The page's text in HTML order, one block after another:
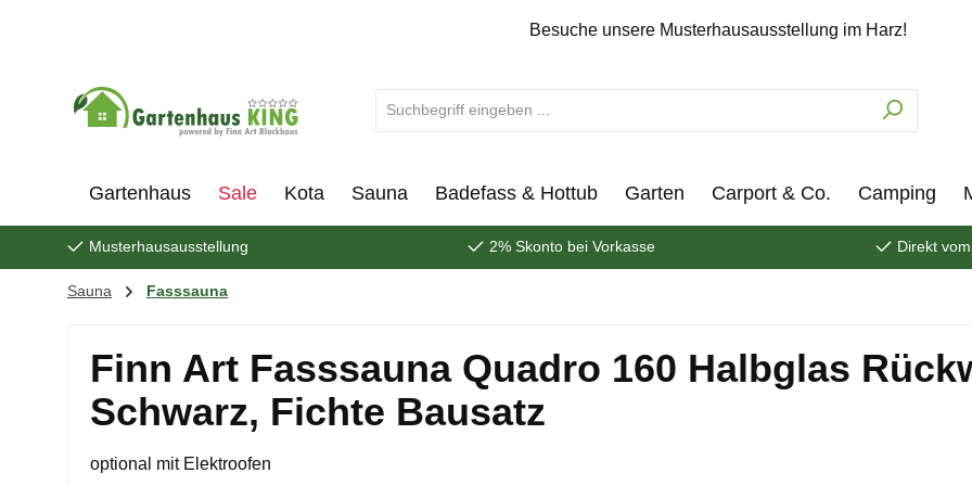
Besuche unsere Musterhausausstellung im Harz!
Gartenhaus Sale Kota Sauna Badefass & Hottub Garten Carport & Co. Camping
Musterhausausstellung 2% Skonto bei Vorkasse Direkt
Sauna Fasssauna
Finn Art Fasssauna Quadro 160 Halbglas
Schwarz, Fichte Bausatz
optional mit Elektroofen